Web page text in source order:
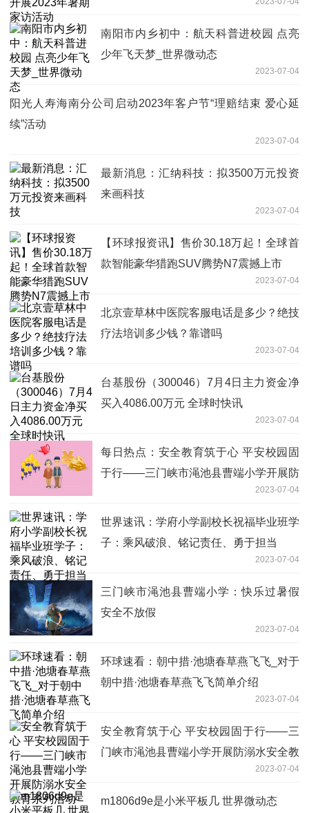
南阳市内乡初中：航天科普进校园 点亮
少年飞天梦_世界微动态
2023-07-04
阳光人寿海南分公司启动2023年客户节“理赔结束 爱心延
续”活动
2023-07-04
最新消息：汇纳科技：拟3500万元投资
来画科技
2023-07-04
【环球报资讯】售价30.18万起！全球首
款智能豪华猎跑SUV腾势N7震撼上市
2023-07-04
北京壹草林中医院客服电话是多少？绝技
疗法培训多少钱？靠谱吗
2023-07-04
台基股份（300046）7月4日主力资金净
买入4086.00万元 全球时快讯
2023-07-04
每日热点：安全教育筑于心 平安校园固
于行——三门峡市渑池县曹端小学开展防
2023-07-04
世界速讯：学府小学副校长祝福毕业班学
子：乘风破浪、铭记责任、勇于担当
2023-07-04
三门峡市渑池县曹端小学：快乐过暑假
安全不放假
2023-07-04
环球速看：朝中措·池塘春草燕飞飞_对于
朝中措·池塘春草燕飞飞简单介绍
2023-07-04
安全教育筑于心 平安校园固于行——三
门峡市渑池县曹端小学开展防溺水安全教
2023-07-04
m1806d9e是小米平板几 世界微动态